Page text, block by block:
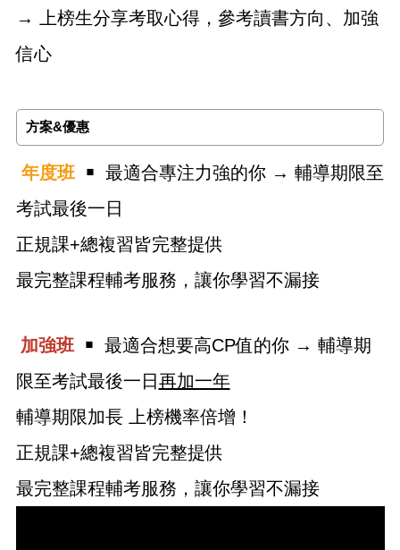
→ 上榜生分享考取心得，參考讀書方向、加強
信心
方案&優惠
年度班￭ 最適合專注力強的你 → 輔導期限至
考試最後一日
正規課+總複習皆完整提供
最完整課程輔考服務，讓你學習不漏接
加強班￭ 最適合想要高CP值的你 → 輔導期
限至考試最後一日 再加一年
輔導期限加長 上榜機率倍增！
正規課+總複習皆完整提供
最完整課程輔考服務，讓你學習不漏接